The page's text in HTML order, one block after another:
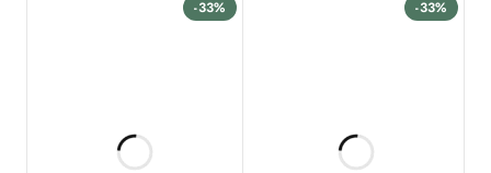
-33% -33%